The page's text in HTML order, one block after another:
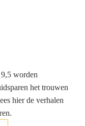
worden
het trouwen
hier de verhalen